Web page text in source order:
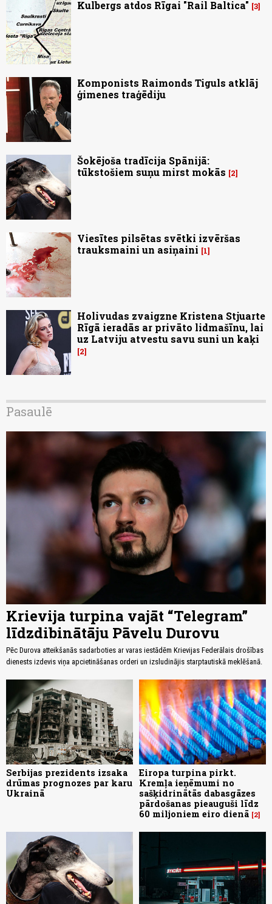
Kulbergs atdos Rīgai "Rail Baltica" 3
Komponists Raimonds Tiguls atklāj
ģimenes traģēdiju
Šokējoša tradīcija Spānijā:
tūkstošiem suņu mirst mokās
2
Viesītes pilsētas svētki izvēršas
trauksmaini un asiņaini
1
Holivudas zvaigzne Kristena Stjuarte
Rīgā ieradās ar privāto lidmašīnu, lai
uz Latviju atvestu savu suni un kaķi
2
Pasaulē
Krievija turpina vajāt “Telegram”
līdzdibinātāju Pāvelu Durovu
Pēc Durova atteikšanās sadarboties ar varas iestādēm Krievijas Federālais drošības
dienests izdevis viņa apcietināšanas orderi un izsludinājis starptautiskā meklēšanā.
Serbijas prezidents izsaka
drūmas prognozes par karu
Ukrainā
Eiropa turpina pirkt.
Kremļa ieņēmumi no
sašķidrinātās dabasgāzes
pārdošanas pieauguši līdz
60 miljoniem eiro dienā 2